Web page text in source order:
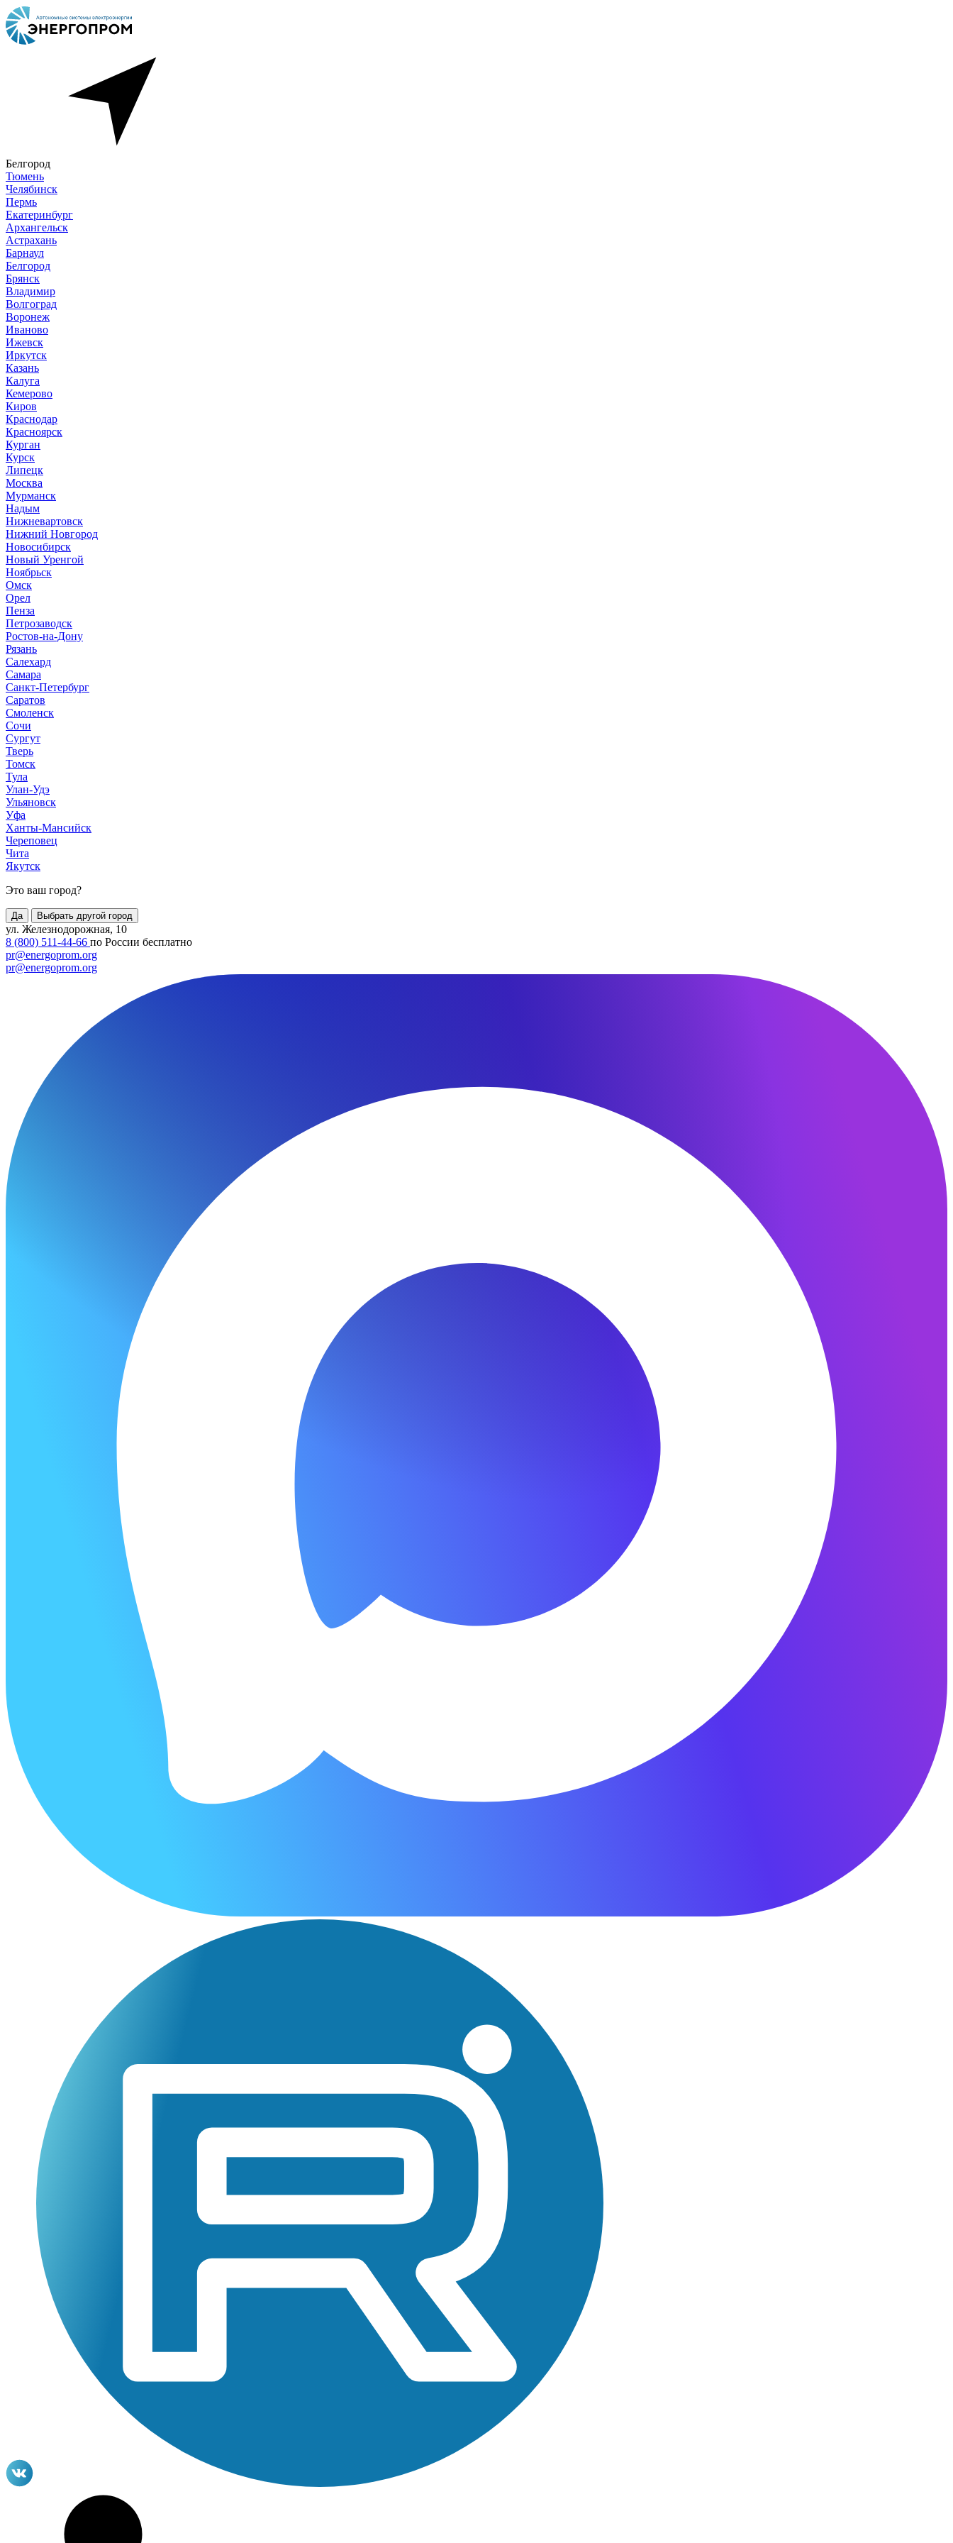
Белгород
Тюмень
Челябинск
Пермь
Екатеринбург
Архангельск
Астрахань
Барнаул
Белгород
Брянск
Владимир
Волгоград
Воронеж
Иваново
Ижевск
Иркутск
Казань
Калуга
Кемерово
Киров
Краснодар
Красноярск
Курган
Курск
Липецк
Москва
Мурманск
Надым
Нижневартовск
Нижний Новгород
Новосибирск
Новый Уренгой
Ноябрьск
Омск
Орел
Пенза
Петрозаводск
Ростов-на-Дону
Рязань
Салехард
Самара
Санкт-Петербург
Саратов
Смоленск
Сочи
Сургут
Тверь
Томск
Тула
Улан-Удэ
Ульяновск
Уфа
Ханты-Мансийск
Череповец
Чита
Якутск
Это ваш город?
Да Выбрать другой город
ул. Железнодорожная, 10
8 (800) 511-44-66 по России бесплатно
pr@energoprom.org
pr@energoprom.org